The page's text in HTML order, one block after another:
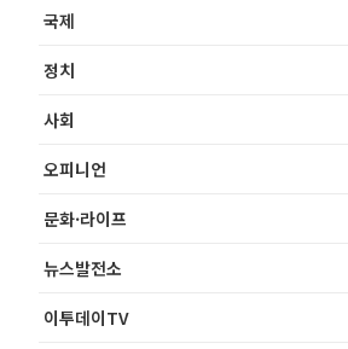
국제
정치
사회
오피니언
문화·라이프
뉴스발전소
이투데이TV